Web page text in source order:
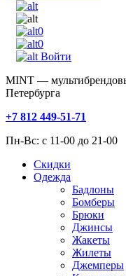
0
0
Войти
MINT —
Петербурга
+7 812 449-51-71
Пн-Вс: с 11-00 до 21-00
Скидки
Одежда
Бадлоны
Бомберы
Брюки
Джинсы
Жакеты
Жилеты
Джемперы